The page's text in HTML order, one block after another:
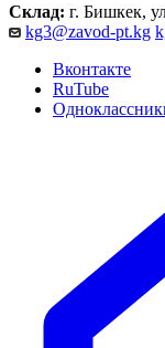
Склад: г. Бишкек,
kg3@zavod-pt.kg
Вконтакте
RuTube